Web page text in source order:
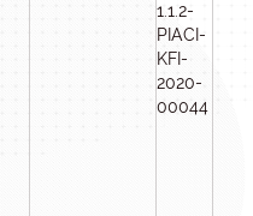
1.1.2-
PIACI-
KFI-
2020-
00044